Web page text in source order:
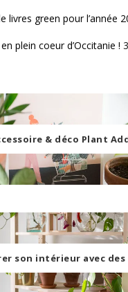
livres green pour l’année
plein coeur d’Occitanie !
& déco Plant
son intérieur avec